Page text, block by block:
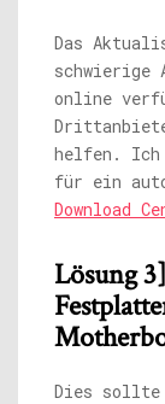
Das
schwierige
online
helfen. Ich
für ein
Download
Lösung
Dies sollte